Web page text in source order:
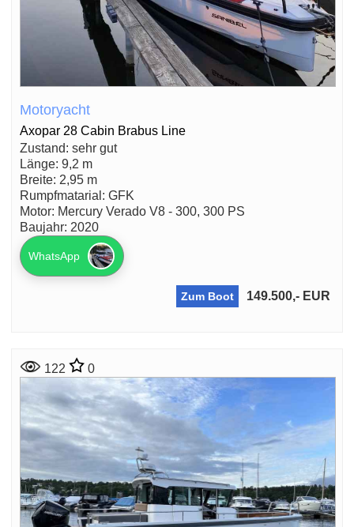
Motoryacht
Axopar 28 Cabin Brabus Line
Zustand: sehr gut
Länge: 9,2 m
Breite: 2,95 m
Rumpfmatarial: GFK
Motor: Mercury Verado V8 - 300, 300 PS
Baujahr: 2020
WhatsApp
Zum Boot 149.500,- EUR
122 0